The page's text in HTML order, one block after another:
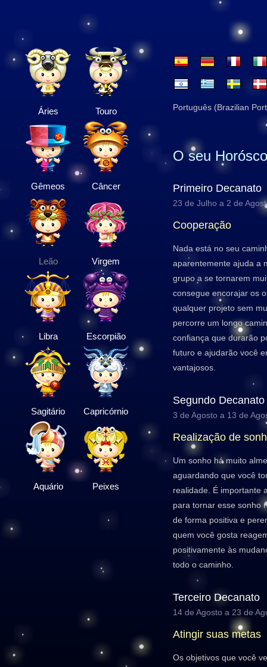
Áries Touro
Gêmeos Câncer
Leão Virgem
Libra Escorpião
Sagitário Capricórnio
Aquário Peixes
Português (Brazilian
O seu
Primeiro Decanato
23 de Julho a 2 de
Cooperação
Nada está no seu
aparentemente ajuda a
grupo a se tornarem
consegue encorajar os
qualquer projeto sem
percorre um longo
confiança que durarão
futuro e ajudarão você
vantajosos.
Segundo Decanato
3 de Agosto a 13 de
Realização de
Um sonho há muito
aguardando que você
realidade. É importante
para tornar esse sonho
de forma positiva e
quem você gosta
positivamente às
todo o caminho.
Terceiro Decanato
14 de Agosto a 23 de
Atingir suas metas
Os objetivos que você